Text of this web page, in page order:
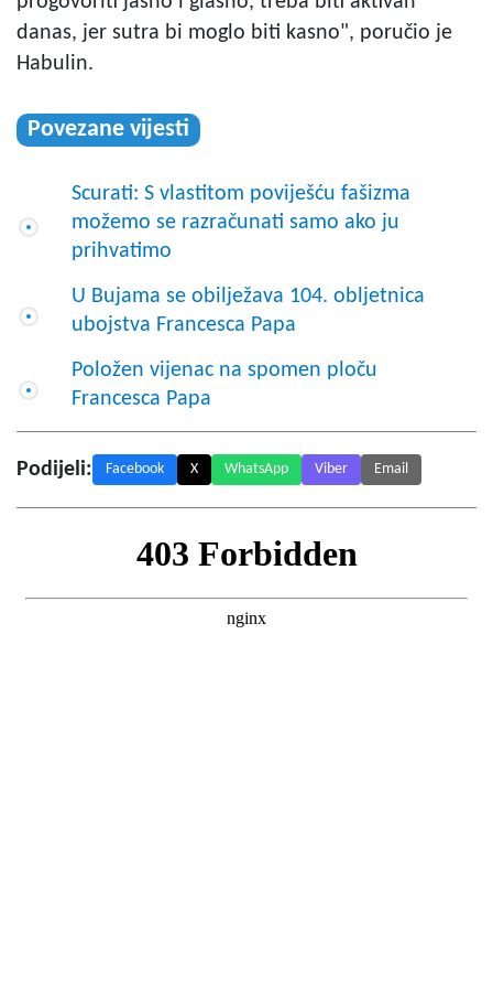
danas, jer sutra bi moglo biti kasno", poručio je
Habulin.
Povezane vijesti
Scurati: S vlastitom poviješću fašizma
možemo se razračunati samo ako ju
prihvatimo
U Bujama se obilježava 104. obljetnica
ubojstva Francesca Papa
Položen vijenac na spomen ploču
Francesca Papa
Podijeli: Facebook X WhatsApp Viber Email